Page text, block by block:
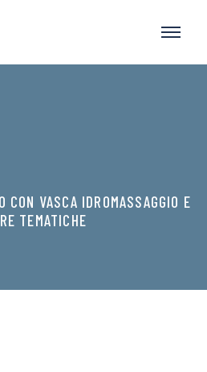
CON VASCA IDROMASSAGGIO E
TEMATICHE